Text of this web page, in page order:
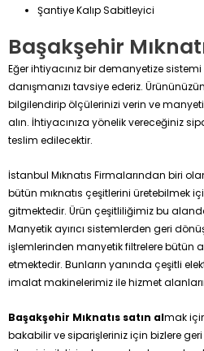
Şantiye Kalıp Sabitleyici
Başakşehir
Eğer ihtiyacınız bir demanyetize
danışmanızı tavsiye ederiz.
bilgilendirip ölçülerinizi verin ve
alın. İhtiyacınıza yönelik vereceğiniz
teslim edilecektir.
İstanbul Mıknatıs Firmalarından biri
bütün mıknatıs çeşitlerini üretebilmek
gitmektedir. Ürün çeşitliliğimiz bu
Manyetik ayırıcı sistemlerden geri
işlemlerinden manyetik filtrelere bütün
etmektedir. Bunların yanında çeşitli
imalat makinelerimiz ile hizmet
Başakşehir Mıknatıs satın almak
bakabilir ve siparişleriniz için bizlere